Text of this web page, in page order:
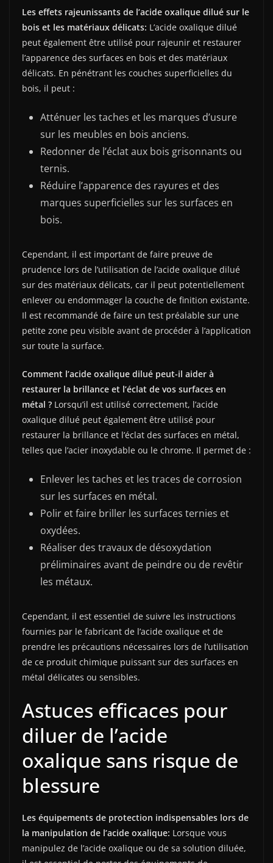
Les effets rajeunissants de l’acide oxalique dilué sur le
bois et les matériaux délicats: L’acide oxalique dilué
peut également être utilisé pour rajeunir et restaurer
l’apparence des surfaces en bois et des matériaux
délicats. En pénétrant les couches superficielles du
bois, il peut :
Atténuer les taches et les marques d’usure
sur les meubles en bois anciens.
Redonner de l’éclat aux bois grisonnants ou
ternis.
Réduire l’apparence des rayures et des
marques superficielles sur les surfaces en
bois.
Cependant, il est important de faire preuve de
prudence lors de l’utilisation de l’acide oxalique dilué
sur des matériaux délicats, car il peut potentiellement
enlever ou endommager la couche de finition existante.
Il est recommandé de faire un test préalable sur une
petite zone peu visible avant de procéder à l’application
sur toute la surface.
Comment l’acide oxalique dilué peut-il aider à
restaurer la brillance et l’éclat de vos surfaces en
métal ? Lorsqu’il est utilisé correctement, l’acide
oxalique dilué peut également être utilisé pour
restaurer la brillance et l’éclat des surfaces en métal,
telles que l’acier inoxydable ou le chrome. Il permet de :
Enlever les taches et les traces de corrosion
sur les surfaces en métal.
Polir et faire briller les surfaces ternies et
oxydées.
Réaliser des travaux de désoxydation
préliminaires avant de peindre ou de revêtir
les métaux.
Cependant, il est essentiel de suivre les instructions
fournies par le fabricant de l’acide oxalique et de
prendre les précautions nécessaires lors de l’utilisation
de ce produit chimique puissant sur des surfaces en
métal délicates ou sensibles.
Astuces efficaces pour
diluer de l’acide
oxalique sans risque de
blessure
Les équipements de protection indispensables lors de
la manipulation de l’acide oxalique: Lorsque vous
manipulez de l’acide oxalique ou de sa solution diluée,